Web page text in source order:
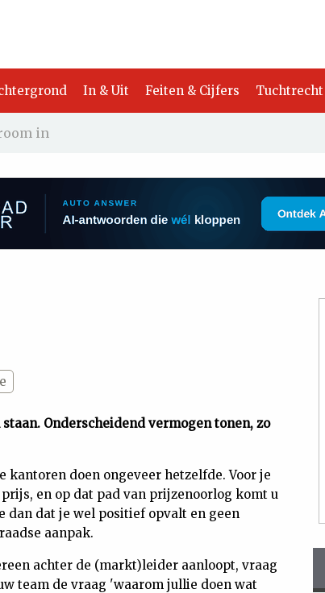
In & Uit Feiten & Cijfers Tuchtrecht
in
Onderscheidend vermogen tonen, zo
doen ongeveer hetzelfde. Voor je
en op dat pad van prijzenoorlog komt u
dat je wel positief opvalt en geen
aanpak.
achter de (markt)leider aanloopt, vraag
team de vraag 'waarom jullie doen wat